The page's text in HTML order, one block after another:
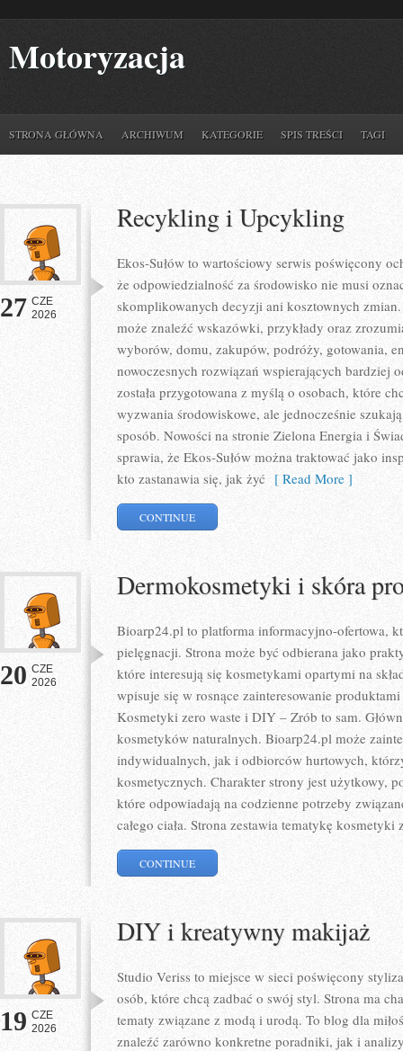
Motoryzacja
STRONA GŁÓWNA ARCHIWUM KATEGORIE SPIS TREŚCI TAGI
27 CZE
2026
Recykling i Upcykling
Ekos-Sułów to wartościowy serwis poświęcony
że odpowiedzialność za środowisko nie musi
skomplikowanych decyzji ani kosztownych
może znaleźć wskazówki, przykłady oraz
wyborów, domu, zakupów, podróży, gotowania,
nowoczesnych rozwiązań wspierających bardziej
została przygotowana z myślą o osobach, które
wyzwania środowiskowe, ale jednocześnie
sposób. Nowości na stronie Zielona Energia i
sprawia, że Ekos-Sułów można traktować jako
kto zastanawia się, jak żyć [ Read More ]
CONTINUE
20 CZE
2026
Dermokosmetyki i skóra
Bioarp24.pl to platforma informacyjno-ofertowa,
pielęgnacji. Strona może być odbierana jako
które interesują się kosmetykami opartymi na
wpisuje się w rosnące zainteresowanie
Kosmetyki zero waste i DIY – Zrób to sam.
kosmetyków naturalnych. Bioarp24.pl może
indywidualnych, jak i odbiorców hurtowych,
kosmetycznych. Charakter strony jest użytkowy,
które odpowiadają na codzienne potrzeby
całego ciała. Strona zestawia tematykę kosmetyki
CONTINUE
19 CZE
2026
DIY i kreatywny makijaż
Studio Veriss to miejsce w sieci poświęcony
osób, które chcą zadbać o swój styl. Strona ma
tematy związane z modą i urodą. To blog dla
znaleźć zarówno konkretne poradniki, jak i